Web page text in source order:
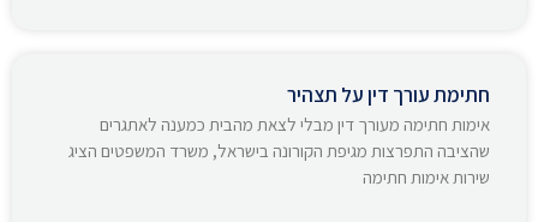
חתימת עורך דין על תצהיר
אימות חתימה מעורך דין מבלי לצאת מהבית כמענה לאתגרים
שהציבה התפרצות מגיפת הקורונה בישראל, משרד המשפטים הציג
שירות אימות חתימה